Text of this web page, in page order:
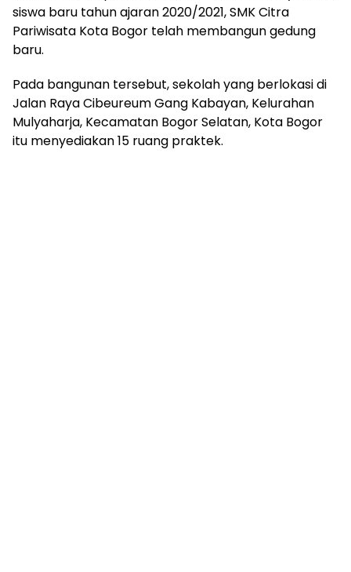
siswa baru tahun ajaran 2020/2021, SMK Citra
Pariwisata Kota Bogor telah membangun gedung
baru.
Pada bangunan tersebut, sekolah yang berlokasi di
Jalan Raya Cibeureum Gang Kabayan, Kelurahan
Mulyaharja, Kecamatan Bogor Selatan, Kota Bogor
itu menyediakan 15 ruang praktek.